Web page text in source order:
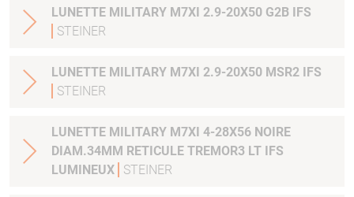
LUNETTE MILITARY M7XI 2.9-20X50 G2B IFS
STEINER
LUNETTE MILITARY M7XI 2.9-20X50 MSR2 IFS
STEINER
LUNETTE MILITARY M7XI 4-28X56 NOIRE
DIAM.34MM RETICULE TREMOR3 LT IFS
LUMINEUX
STEINER